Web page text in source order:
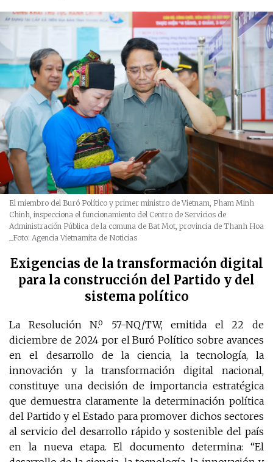
El miembro del Buró Político y primer ministro de Vietnam, Pham Minh
Chinh, inspecciona el funcionamiento del Centro de Servicios de
Administración Pública de la comuna de Bat Mot, provincia de Thanh Hoa
_Foto: Agencia Vietnamita de Noticias
Exigencias de la transformación digital
para la construcción del Partido y del
sistema político
La Resolución N.º 57-NQ/TW, emitida el 22 de
diciembre de 2024 por el Buró Político sobre avances
en el desarrollo de la ciencia, la tecnología, la
innovación y la transformación digital nacional,
constituye una decisión de importancia estratégica
que demuestra claramente la determinación política
del Partido y el Estado para promover dichos sectores
al servicio del desarrollo rápido y sostenible del país
en la nueva etapa. El documento determina: “El